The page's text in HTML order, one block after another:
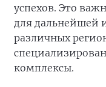
успехов. Это
для дальнейшей
различных
комплексы.